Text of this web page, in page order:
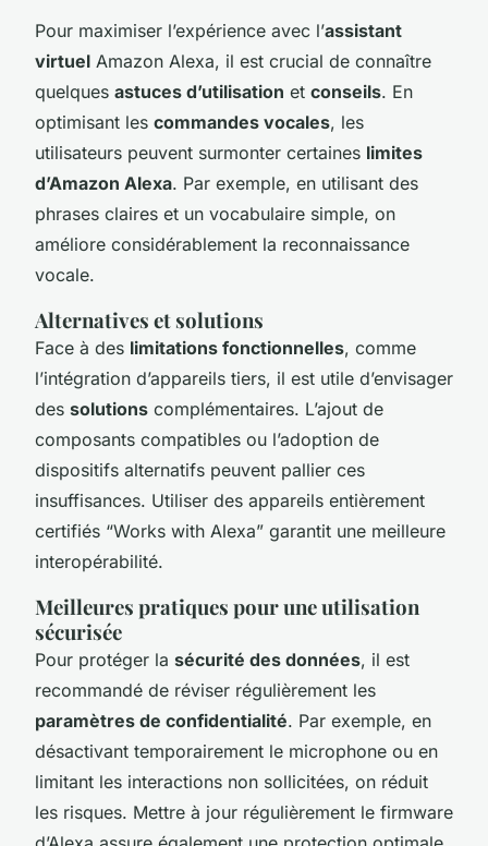
Pour maximiser l’expérience avec l’assistant
virtuel Amazon Alexa, il est crucial de connaître
quelques astuces d’utilisation et conseils. En
optimisant les commandes vocales, les
utilisateurs peuvent surmonter certaines limites
d’Amazon Alexa. Par exemple, en utilisant des
phrases claires et un vocabulaire simple, on
améliore considérablement la reconnaissance
vocale.
Alternatives et solutions
Face à des limitations fonctionnelles, comme
l’intégration d’appareils tiers, il est utile d’envisager
des solutions complémentaires. L’ajout de
composants compatibles ou l’adoption de
dispositifs alternatifs peuvent pallier ces
insuffisances. Utiliser des appareils entièrement
certifiés “Works with Alexa” garantit une meilleure
interopérabilité.
Meilleures pratiques pour une utilisation
sécurisée
Pour protéger la sécurité des données, il est
recommandé de réviser régulièrement les
paramètres de confidentialité. Par exemple, en
désactivant temporairement le microphone ou en
limitant les interactions non sollicitées, on réduit
les risques. Mettre à jour régulièrement le firmware